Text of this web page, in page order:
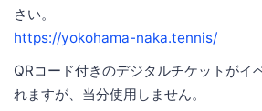
さい。
https://yokohama-naka.tennis/
QRコード付きのデジタルチケットがイ
れますが、当分使用しません。